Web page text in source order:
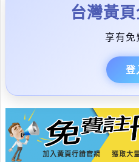
台灣黃
享有免
登